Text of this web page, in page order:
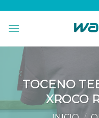
content
TOCENO
XROCO